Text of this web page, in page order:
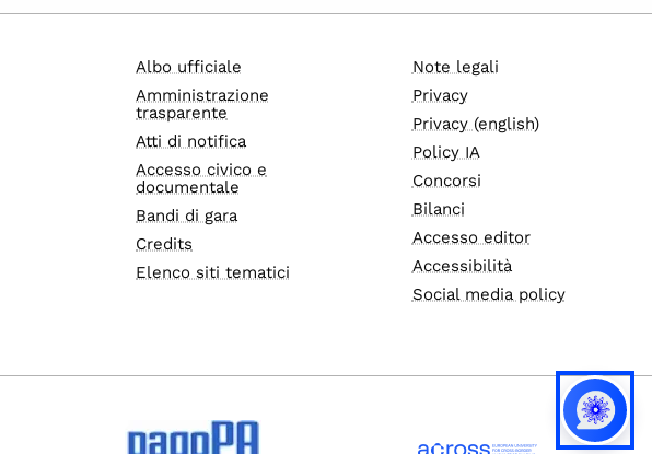
Albo ufficiale
Amministrazione
trasparente
Atti di notifica
Accesso civico e
documentale
Bandi di gara
Credits
Elenco siti tematici
Note legali
Privacy
Privacy (english)
Policy IA
Concorsi
Bilanci
Accesso editor
Accessibilità
Social media policy